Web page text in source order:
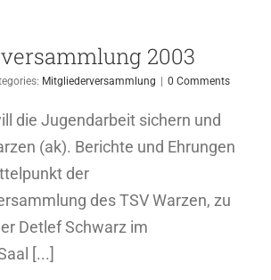
2003
Mitgliederversammlung 0 Comments
die Jugendarbeit sichern und
(ak). Berichte und Ehrungen
der
des TSV Warzen, zu
Detlef Schwarz im
[...]